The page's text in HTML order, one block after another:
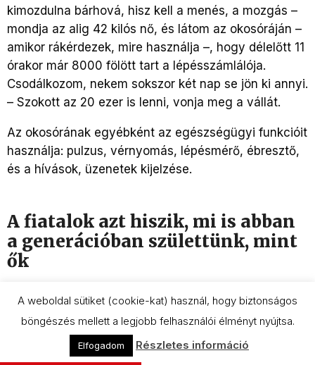
kimozdulna bárhová, hisz kell a menés, a mozgás –
mondja az alig 42 kilós nő, és látom az okosóráján –
amikor rákérdezek, mire használja –, hogy délelőtt 11
órakor már 8000 fölött tart a lépésszámlálója.
Csodálkozom, nekem sokszor két nap se jön ki annyi.
– Szokott az 20 ezer is lenni, vonja meg a vállát.
Az okosórának egyébként az egészségügyi funkcióit
használja: pulzus, vérnyomás, lépésmérő, ébresztő,
és a hívások, üzenetek kijelzése.
A fiatalok azt hiszik, mi is abban
a generációban születtünk, mint
ők
Simó Bertus úgy érezte, szüksége van a
tanfolyamra, a fiai mindenben okosak a telefon és a
számítógépek területén, de nincs annyi türelmük,
hogy megtanítsák. „Azt hiszik, mi is abban a
A weboldal sütiket (cookie-kat) használ, hogy biztonságos
böngészés mellett a legjobb felhasználói élményt nyújtsa.
Elfogadom Részletes információ